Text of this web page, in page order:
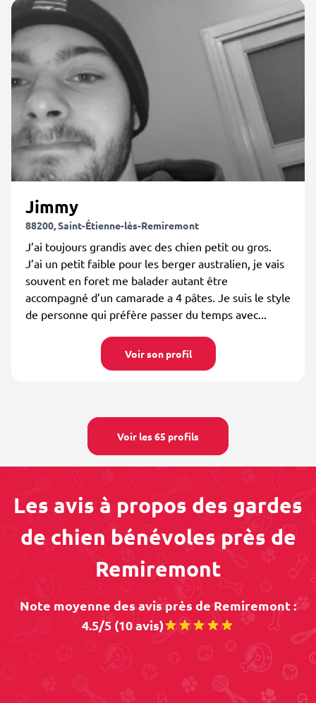
Jimmy
88200, Saint-Étienne-lès-Remiremont
J’ai toujours grandis avec des chien petit ou gros.
J’ai un petit faible pour les berger australien, je vais
souvent en foret me balader autant être
accompagné d’un camarade a 4 pâtes. Je suis le style
de personne qui préfère passer du temps avec...
Voir son profil
Voir les 65 profils
Les avis à propos des gardes
de chien bénévoles près de
Remiremont
Note moyenne des avis près de Remiremont :
4.5/5 (10 avis)